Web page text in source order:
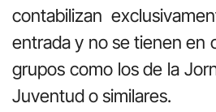
contabilizan
entrada y no se tienen en
grupos como los de la
Juventud o similares.